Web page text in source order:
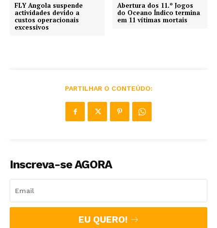
FLY Angola suspende
actividades devido a
custos operacionais
excessivos
Abertura dos 11.º Jogos
do Oceano Índico termina
em 11 vítimas mortais
PARTILHAR O CONTEÚDO:
Inscreva-se AGORA
EU QUERO!